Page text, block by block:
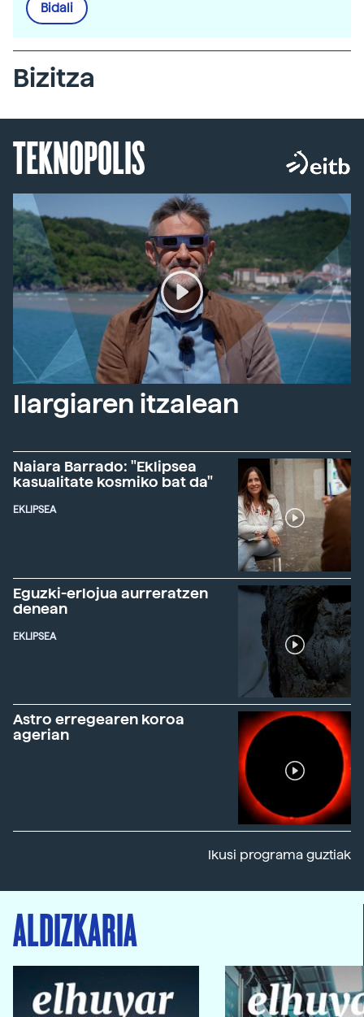
Bidali
Bizitza
TEKNOPOLIS
Ilargiaren itzalean
Naiara Barrado: "Eklipsea
kasualitate kosmiko bat da"
EKLIPSEA
Eguzki-erlojua aurreratzen
denean
EKLIPSEA
Astro erregearen koroa
agerian
Ikusi programa guztiak
ALDIZKARIA